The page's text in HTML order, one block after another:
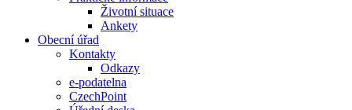
Životní situace
Ankety
Obecní úřad
Kontakty
Odkazy
e-podatelna
CzechPoint